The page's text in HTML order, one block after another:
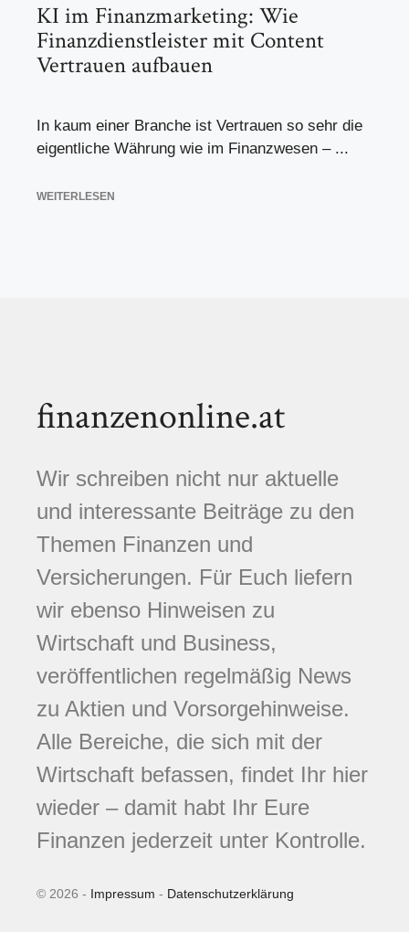
KI im Finanzmarketing: Wie
Finanzdienstleister mit Content
Vertrauen aufbauen
In kaum einer Branche ist Vertrauen so sehr die
eigentliche Währung wie im Finanzwesen – ...
WEITERLESEN
finanzenonline.at
Wir schreiben nicht nur aktuelle
und interessante Beiträge zu den
Themen Finanzen und
Versicherungen. Für Euch liefern
wir ebenso Hinweisen zu
Wirtschaft und Business,
veröffentlichen regelmäßig News
zu Aktien und Vorsorgehinweise.
Alle Bereiche, die sich mit der
Wirtschaft befassen, findet Ihr hier
wieder – damit habt Ihr Eure
Finanzen jederzeit unter Kontrolle.
© 2026 - Impressum - Datenschutzerklärung